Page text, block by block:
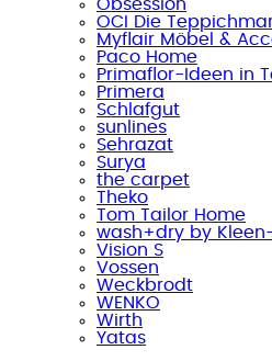
Obsession
OCI Die
Myflair Möbel &
Paco Home
Primaflor-Ideen in
Primera
Schlafgut
sunlines
Sehrazat
Surya
the carpet
Theko
Tom Tailor Home
wash+dry by
Vision S
Vossen
Weckbrodt
WENKO
Wirth
Yatas